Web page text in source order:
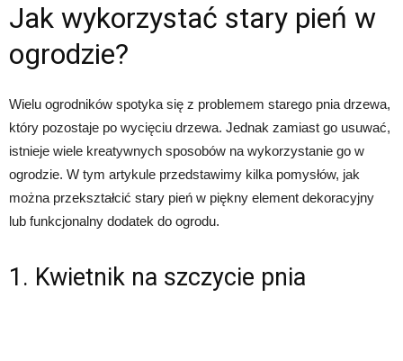
Jak wykorzystać stary pień w
ogrodzie?
Wielu ogrodników spotyka się z problemem starego pnia drzewa,
który pozostaje po wycięciu drzewa. Jednak zamiast go usuwać,
istnieje wiele kreatywnych sposobów na wykorzystanie go w
ogrodzie. W tym artykule przedstawimy kilka pomysłów, jak
można przekształcić stary pień w piękny element dekoracyjny
lub funkcjonalny dodatek do ogrodu.
1. Kwietnik na szczycie pnia